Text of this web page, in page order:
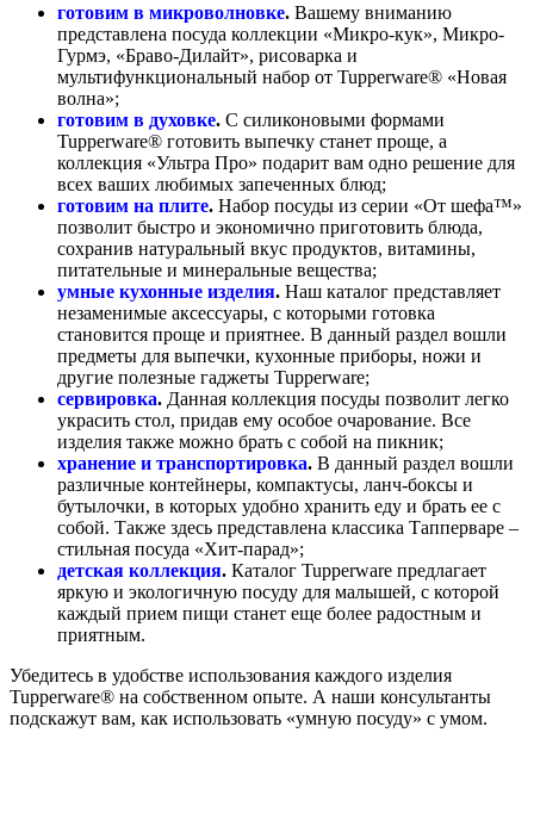
готовим в микроволновке. Вашему вниманию
представлена посуда коллекции «Микро-кук», Микро-
Гурмэ, «Браво-Дилайт», рисоварка и
мультифункциональный набор от Tupperware® «Новая
волна»;
готовим в духовке. С силиконовыми формами
Tupperware® готовить выпечку станет проще, а
коллекция «Ультра Про» подарит вам одно решение для
всех ваших любимых запеченных блюд;
готовим на плите. Набор посуды из серии «От шефа™»
позволит быстро и экономично приготовить блюда,
сохранив натуральный вкус продуктов, витамины,
питательные и минеральные вещества;
умные кухонные изделия. Наш каталог представляет
незаменимые аксессуары, с которыми готовка
становится проще и приятнее. В данный раздел вошли
предметы для выпечки, кухонные приборы, ножи и
другие полезные гаджеты Tupperware;
сервировка. Данная коллекция посуды позволит легко
украсить стол, придав ему особое очарование. Все
изделия также можно брать с собой на пикник;
хранение и транспортировка. В данный раздел вошли
различные контейнеры, компактусы, ланч-боксы и
бутылочки, в которых удобно хранить еду и брать ее с
собой. Также здесь представлена классика Тапперваре –
стильная посуда «Хит-парад»;
детская коллекция. Каталог Tupperware предлагает
яркую и экологичную посуду для малышей, с которой
каждый прием пищи станет еще более радостным и
приятным.
Убедитесь в удобстве использования каждого изделия
Tupperware® на собственном опыте. А наши консультанты
подскажут вам, как использовать «умную посуду» с умом.